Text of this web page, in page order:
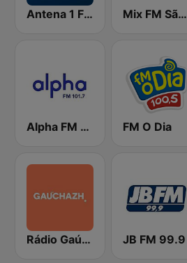
Antena 1 FM Mix FM São Paulo
Alpha FM 101.7 FM O Dia
Rádio Gaúcha ZH JB FM 99.9